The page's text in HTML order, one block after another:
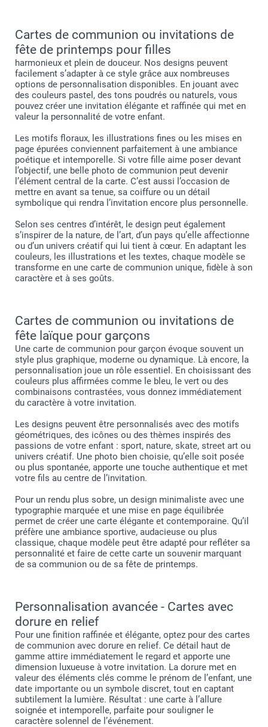
Cartes de communion ou invitations de
fête de printemps pour filles
harmonieux et plein de douceur. Nos designs peuvent
facilement s’adapter à ce style grâce aux nombreuses
options de personnalisation disponibles. En jouant avec
des couleurs pastel, des tons poudrés ou naturels, vous
pouvez créer une invitation élégante et raffinée qui met en
valeur la personnalité de votre enfant.
Les motifs floraux, les illustrations fines ou les mises en
page épurées conviennent parfaitement à une ambiance
poétique et intemporelle. Si votre fille aime poser devant
l’objectif, une belle photo de communion peut devenir
l’élément central de la carte. C’est aussi l’occasion de
mettre en avant sa tenue, sa coiffure ou un détail
symbolique qui rendra l’invitation encore plus personnelle.
Selon ses centres d’intérêt, le design peut également
s’inspirer de la nature, de l’art, d’un pays qu’elle affectionne
ou d’un univers créatif qui lui tient à cœur. En adaptant les
couleurs, les illustrations et les textes, chaque modèle se
transforme en une carte de communion unique, fidèle à son
caractère et à ses goûts.
Cartes de communion ou invitations de
fête laïque pour garçons
Une carte de communion pour garçon évoque souvent un
style plus graphique, moderne ou dynamique. Là encore, la
personnalisation joue un rôle essentiel. En choisissant des
couleurs plus affirmées comme le bleu, le vert ou des
combinaisons contrastées, vous donnez immédiatement
du caractère à votre invitation.
Les designs peuvent être personnalisés avec des motifs
géométriques, des icônes ou des thèmes inspirés des
passions de votre enfant : sport, nature, skate, street art ou
univers créatif. Une photo bien choisie, qu’elle soit posée
ou plus spontanée, apporte une touche authentique et met
votre fils au centre de l’invitation.
Pour un rendu plus sobre, un design minimaliste avec une
typographie marquée et une mise en page équilibrée
permet de créer une carte élégante et contemporaine. Qu’il
préfère une ambiance sportive, audacieuse ou plus
classique, chaque modèle peut être adapté pour refléter sa
personnalité et faire de cette carte un souvenir marquant
de sa communion ou de sa fête de printemps.
Personnalisation avancée - Cartes avec
dorure en relief
Pour une finition raffinée et élégante, optez pour des cartes
de communion avec dorure en relief. Ce détail haut de
gamme attire immédiatement le regard et apporte une
dimension luxueuse à votre invitation. La dorure met en
valeur des éléments clés comme le prénom de l’enfant, une
date importante ou un symbole discret, tout en captant
subtilement la lumière. Résultat : une carte à l’allure
soignée et intemporelle, parfaite pour souligner le
caractère solennel de l’événement.